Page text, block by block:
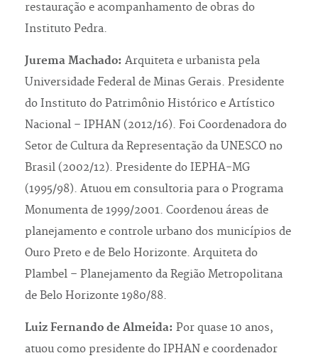
restauração e acompanhamento de obras do
Instituto Pedra.
Jurema Machado: Arquiteta e urbanista pela
Universidade Federal de Minas Gerais. Presidente
do Instituto do Patrimônio Histórico e Artístico
Nacional – IPHAN (2012/16). Foi Coordenadora do
Setor de Cultura da Representação da UNESCO no
Brasil (2002/12). Presidente do IEPHA-MG
(1995/98). Atuou em consultoria para o Programa
Monumenta de 1999/2001. Coordenou áreas de
planejamento e controle urbano dos municípios de
Ouro Preto e de Belo Horizonte. Arquiteta do
Plambel – Planejamento da Região Metropolitana
de Belo Horizonte 1980/88.
Luiz Fernando de Almeida: Por quase 10 anos,
atuou como presidente do IPHAN e coordenador